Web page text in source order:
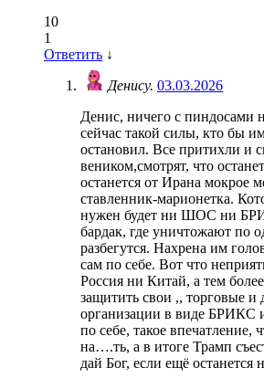
10
1
Ответить ↓
Денису. 03.03.2026
Денис, ничего с пиндосами
сейчас такой силы, кто бы
остановил. Все притихли и
веником,смотрят, что
останется от Ирана мокрое
ставленник-марионетка.
нужен будет ни ШОС ни
бардак, где уничтожают по
разбегутся. Нахрена им
сам по себе. Вот что
Россия ни Китай, а тем
защитить свои ,, торговые и
организации в виде
по себе, такое впечатление,
на….ть, а в итоге Трамп
дай Бог, если ещё останется